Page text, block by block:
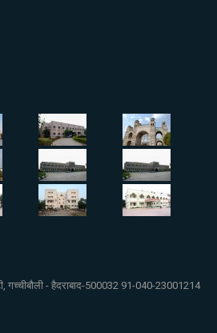
गच्चीबौली - हैदराबाद-500032 91-040-23001214